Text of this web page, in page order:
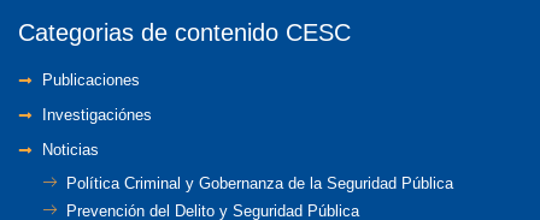
Categorias de contenido CESC
Publicaciones
Investigaciónes
Noticias
Política Criminal y Gobernanza de la Seguridad Pública
Prevención del Delito y Seguridad Pública